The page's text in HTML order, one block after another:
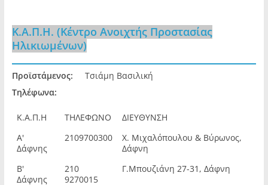
Κ.Α.Π.Η. (Κέντρο Ανοιχτής Προστασίας
Ηλικιωμένων)
Προϊστάμενος:
Τσιάμη Βασιλική
Τηλέφωνα:
Κ.Α.Π.Η ΤΗΛΕΦΩΝΟ
ΔΙΕΥΘΥΝΣΗ
Α'
Δάφνης
2109700300
Χ. Μιχαλόπουλου & Βύρωνος,
Δάφνη
Β'
Δάφνης
210
9270015
Γ.Μπουζιάνη 27-31, Δάφνη